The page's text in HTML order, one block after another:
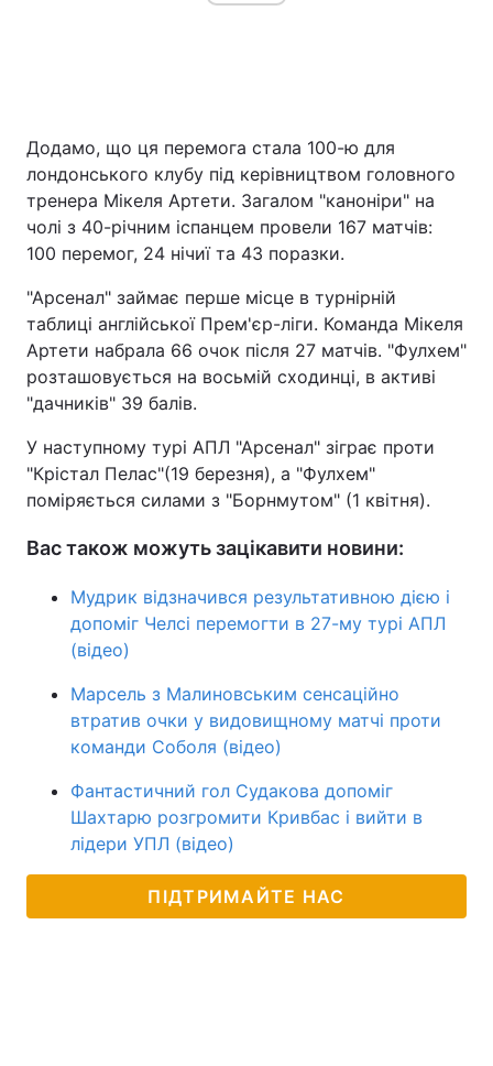
Додамо, що ця перемога стала 100-ю для
лондонського клубу під керівництвом головного
тренера Мікеля Артети. Загалом "каноніри" на
чолі з 40-річним іспанцем провели 167 матчів:
100 перемог, 24 нічиї та 43 поразки.
"Арсенал" займає перше місце в турнірній
таблиці англійської Прем'єр-ліги. Команда Мікеля
Артети набрала 66 очок після 27 матчів. "Фулхем"
розташовується на восьмій сходинці, в активі
"дачників" 39 балів.
У наступному турі АПЛ "Арсенал" зіграє проти
"Крістал Пелас"(19 березня), а "Фулхем"
поміряється силами з "Борнмутом" (1 квітня).
Вас також можуть зацікавити новини:
Мудрик відзначився результативною дією і
допоміг Челсі перемогти в 27-му турі АПЛ
(відео)
Марсель з Малиновським сенсаційно
втратив очки у видовищному матчі проти
команди Соболя (відео)
Фантастичний гол Судакова допоміг
Шахтарю розгромити Кривбас і вийти в
лідери УПЛ (відео)
ПІДТРИМАЙТЕ НАС